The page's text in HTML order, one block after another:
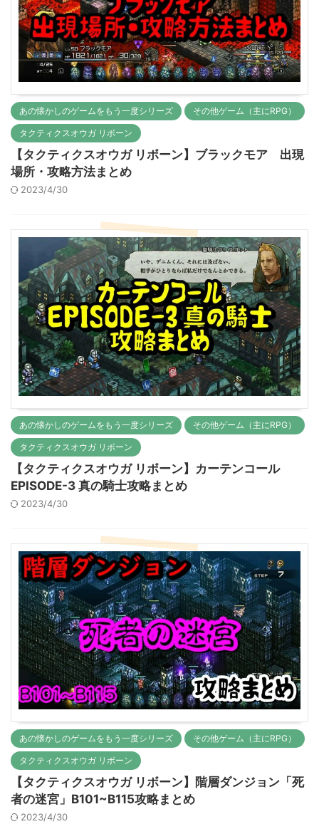
あの懐かしのゲームをもう一度シリーズ その他ゲーム（主にRPG）
タクティクスオウガ リボーン
【タクティクスオウガ リボーン】ブラックモア 出現
場所・攻略方法まとめ
2023/4/30
あの懐かしのゲームをもう一度シリーズ その他ゲーム（主にRPG）
タクティクスオウガ リボーン
【タクティクスオウガ リボーン】カーテンコール
EPISODE-3 真の騎士攻略まとめ
2023/4/30
あの懐かしのゲームをもう一度シリーズ その他ゲーム（主にRPG）
タクティクスオウガ リボーン
【タクティクスオウガ リボーン】階層ダンジョン「死
者の迷宮」B101~B115攻略まとめ
2023/4/30